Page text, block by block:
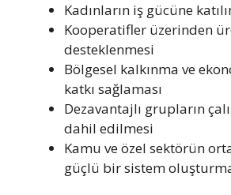
Kadınların iş gücüne
Kooperatifler üzerinden
desteklenmesi
Bölgesel kalkınma ve
katkı sağlaması
Dezavantajlı grupların
dahil edilmesi
Kamu ve özel sektörün
güçlü bir sistem